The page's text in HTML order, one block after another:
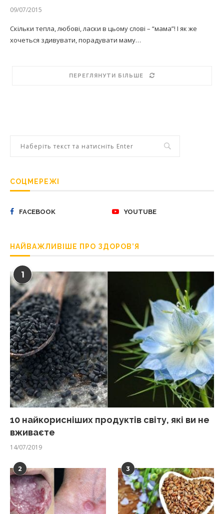
09/07/2015
Скільки тепла, любові, ласки в цьому слові – “мама”! І як же
хочеться здивувати, порадувати маму…
ПЕРЕГЛЯНУТИ БІЛЬШЕ
СОЦМЕРЕЖІ
FACEBOOK YOUTUBE
НАЙВАЖЛИВІШЕ ПРО ЗДОРОВ’Я
1
10 найкорисніших продуктів світу, які ви не
вживаєте
14/07/2019
2 3